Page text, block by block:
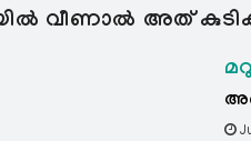
വീണാൽ അത്